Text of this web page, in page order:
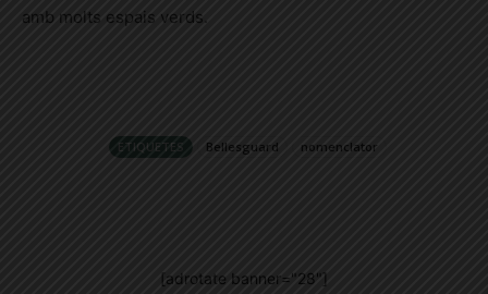
amb molts espais verds.
ETIQUETES Bellesguard nomenclator
[adrotate banner="28"]